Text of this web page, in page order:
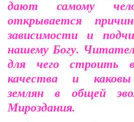
дают самому
открывается
зависимости и
нашему Богу.
для чего строить
качества и
землян в общей
Мироздания.